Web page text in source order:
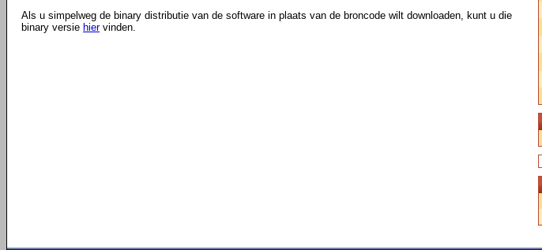
Als u simpelweg de binary distributie van de software in plaats van de broncode wilt downloaden, kunt u die
binary versie hiervinden.